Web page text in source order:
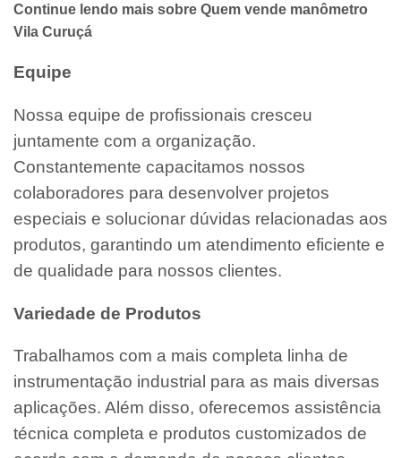
Continue lendo mais sobre Quem vende manômetro
Vila Curuçá
Equipe
Nossa equipe de profissionais cresceu
juntamente com a organização.
Constantemente capacitamos nossos
colaboradores para desenvolver projetos
especiais e solucionar dúvidas relacionadas aos
produtos, garantindo um atendimento eficiente e
de qualidade para nossos clientes.
Variedade de Produtos
Trabalhamos com a mais completa linha de
instrumentação industrial para as mais diversas
aplicações. Além disso, oferecemos assistência
técnica completa e produtos customizados de